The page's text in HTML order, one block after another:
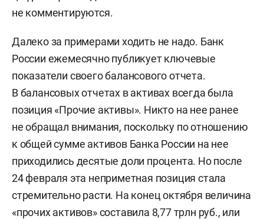
не комментируются.
Далеко за примерами ходить не надо. Банк
России ежемесячно публикует ключевые
показатели своего балансового отчета.
В балансовых отчетах в активах всегда была
позиция «Прочие активы». Никто на нее ранее
не обращал внимания, поскольку по отношению
к общей сумме активов Банка России на нее
приходились десятые доли процента. Но после
24 февраля эта неприметная позиция стала
стремительно расти. На конец октября величина
«прочих активов» составила 8,77 трлн руб., или